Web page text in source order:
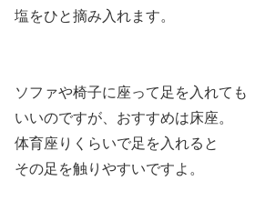
塩をひと摘み入れます。
ソファや椅子に座って足を入れても
いいのですが、おすすめは床座。
体育座りくらいで足を入れると
その足を触りやすいですよ。